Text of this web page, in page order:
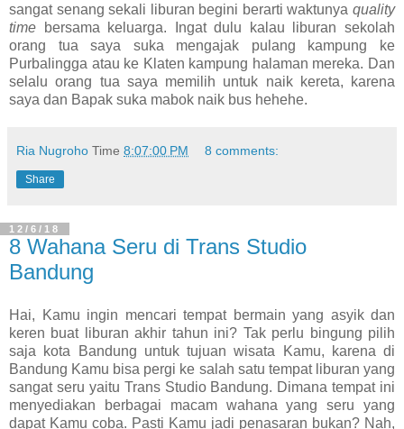
sangat senang sekali liburan begini berarti waktunya quality
time bersama keluarga. Ingat dulu kalau liburan sekolah
orang tua saya suka mengajak pulang kampung ke
Purbalingga atau ke Klaten kampung halaman mereka. Dan
selalu orang tua saya memilih untuk naik kereta, karena
saya dan Bapak suka mabok naik bus hehehe.
Ria Nugroho Time 8:07:00 PM 8 comments:
Share
12/6/18
8 Wahana Seru di Trans Studio
Bandung
Hai, Kamu ingin mencari tempat bermain yang asyik dan
keren buat liburan akhir tahun ini? Tak perlu bingung pilih
saja kota Bandung untuk tujuan wisata Kamu, karena di
Bandung Kamu bisa pergi ke salah satu tempat liburan yang
sangat seru yaitu Trans Studio Bandung. Dimana tempat ini
menyediakan berbagai macam wahana yang seru yang
dapat Kamu coba. Pasti Kamu jadi penasaran bukan? Nah,